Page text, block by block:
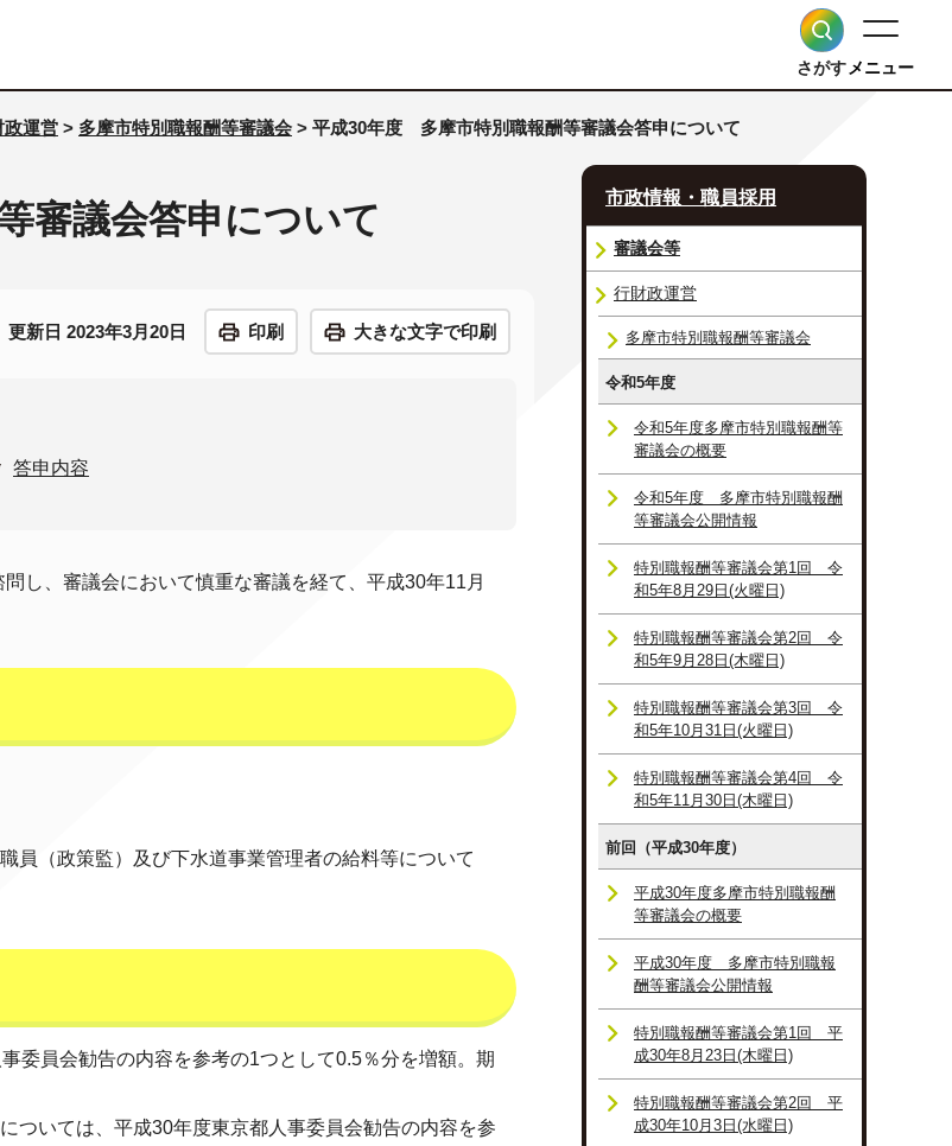
さがすメニュー
政運営 > 多摩市特別職報酬等審議会 > 平成30年度 多摩市特別職報酬等審議会答申について
審議会答申について
新日 2023年3月20日 印刷 大きな文字で印刷
答申内容
し、審議会において慎重な審議を経て、平成30年11月
員（政策監）及び下水道事業管理者の給料等について
委員会勧告の内容を参考の1つとして0.5％分を増額。期
ついては、平成30年度東京都人事委員会勧告の内容を参
市政情報・職員採用
審議会等
行財政運営
多摩市特別職報酬等審議会
令和5年度
令和5年度多摩市特別職報酬等
審議会の概要
令和5年度 多摩市特別職報酬
等審議会公開情報
特別職報酬等審議会第1回 令
和5年8月29日(火曜日)
特別職報酬等審議会第2回 令
和5年9月28日(木曜日)
特別職報酬等審議会第3回 令
和5年10月31日(火曜日)
特別職報酬等審議会第4回 令
和5年11月30日(木曜日)
前回（平成30年度）
平成30年度多摩市特別職報酬
等審議会の概要
平成30年度 多摩市特別職報
酬等審議会公開情報
特別職報酬等審議会第1回 平
成30年8月23日(木曜日)
特別職報酬等審議会第2回 平
成30年10月3日(水曜日)